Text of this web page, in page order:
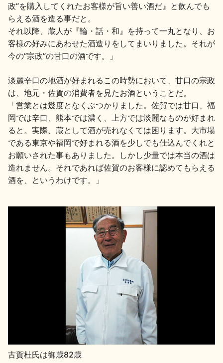
日本酒の楽しみ方特集
イベント情報TOP 新商品・おすすめ商品
イベント情報
地酒蔵元会WEB展示会 地酒蔵元会利酒会
美味しい地酒の選び方
政”を購入してくれたお客様が旨い善い酒だ』と飲んでも
らえる酒を造る事だと。
それ以降、蔵人が『輪・話・和』を持って一丸となり、お
客様の好みにあわせた酒造りをしてまいりました。それが
今の”宗政”の甘口の酒です。」
淡麗辛口の地酒が好まれるこの時勢において、甘口の宗政
は、地元・佐賀の消費者を見たお酒ということだ。
「営業とは幾度となくぶつかりました。佐賀では甘口、福
岡では辛口、熊本では濃く、上方では淡麗なものが好まれ
ると。実際、蔵として酒が売れなくては困ります。大市場
である東京や福岡で好まれる酒を少しでも仕込んでくれと
お願いされた事もありました。しかし少量では本当の酒は
造れません。それであれば佐賀のお客様に認めてもらえる
酒を、というわけです。」
古賀杜氏は御歳82歳